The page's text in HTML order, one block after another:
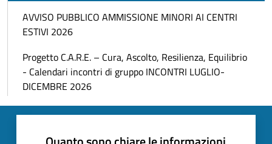
AVVISO PUBBLICO AMMISSIONE MINORI AI CENTRI
ESTIVI 2026
Progetto C.A.R.E. – Cura, Ascolto, Resilienza, Equilibrio
- Calendari incontri di gruppo INCONTRI LUGLIO-
DICEMBRE 2026